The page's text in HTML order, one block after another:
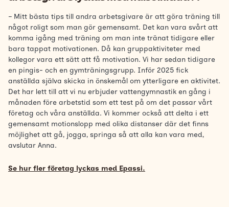
– Mitt bästa tips till andra arbetsgivare är att göra träning till
något roligt som man gör gemensamt. Det kan vara svårt att
komma igång med träning om man inte tränat tidigare eller
bara tappat motivationen. Då kan gruppaktiviteter med
kollegor vara ett sätt att få motivation. Vi har sedan tidigare
en pingis- och en gymträningsgrupp. Inför 2025 fick
anställda själva skicka in önskemål om ytterligare en aktivitet.
Det har lett till att vi nu erbjuder vattengymnastik en gång i
månaden före arbetstid som ett test på om det passar vårt
företag och våra anställda. Vi kommer också att delta i ett
gemensamt motionslopp med olika distanser där det finns
möjlighet att gå, jogga, springa så att alla kan vara med,
avslutar Anna.
Se hur fler företag lyckas med Epassi.